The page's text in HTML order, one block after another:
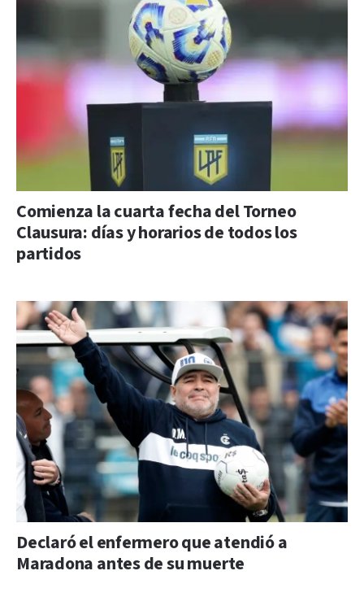
Comienza la cuarta fecha del Torneo
Clausura: días y horarios de todos los
partidos
Declaró el enfermero que atendió a
Maradona antes de su muerte